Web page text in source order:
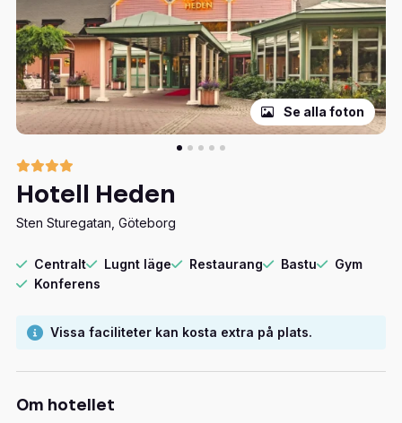
Se alla foton
Hotell Heden
Sten Sturegatan, Göteborg
Centralt Lugnt läge Restaurang Bastu
Gym
Konferens
Vissa faciliteter kan kosta extra på plats.
Om hotellet